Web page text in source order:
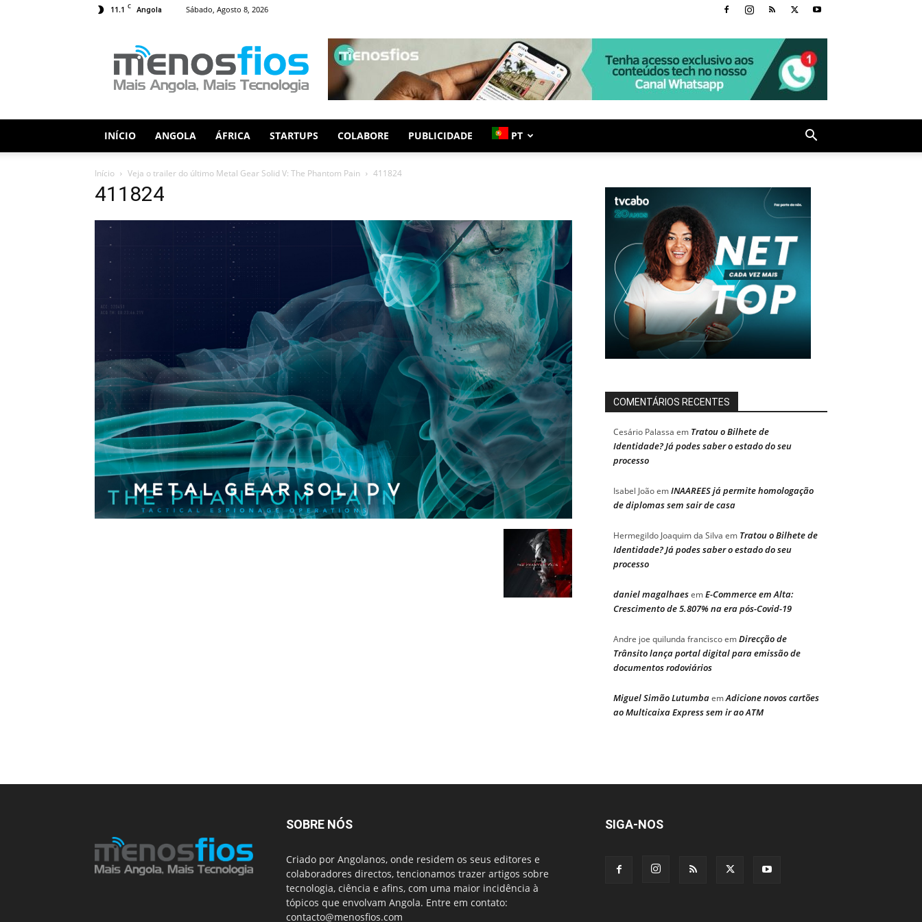
11.1 C Angola Sábado, Agosto 8, 2026
Fios
INÍCIO ANGOLA ÁFRICA STARTUPS COLABORE PUBLICIDADE PT
Início Veja o trailer do último Metal Gear Solid V: The Phantom Pain 411824
411824
COMENTÁRIOS RECENTES
Cesário Palassa em Tratou o Bilhete de
Identidade? Já podes saber o estado do seu
processo
Isabel JoãoemINAAREES já permite homologação
de diplomas sem sair de casa
Hermegildo Joaquim da Silva em Tratou o Bilhete de
Identidade? Já podes saber o estado do seu
processo
daniel magalhaesemE-Commerce em Alta:
Crescimento de 5.807% na era pós-Covid-19
Andre joe quilunda franciscoemDirecção de
Trânsito lança portal digital para emissão de
documentos rodoviários
Miguel Simão LutumbaemAdicione novos cartões
ao Multicaixa Express sem ir ao ATM
SOBRE NÓS
Criado por Angolanos, onde residem os seus editores e
colaboradores directos, tencionamos trazer artigos sobre
tecnologia, ciência e afins, com uma maior incidência à
tópicos que envolvam Angola. Entre em contato:
contacto@menosfios.com
SIGA-NOS